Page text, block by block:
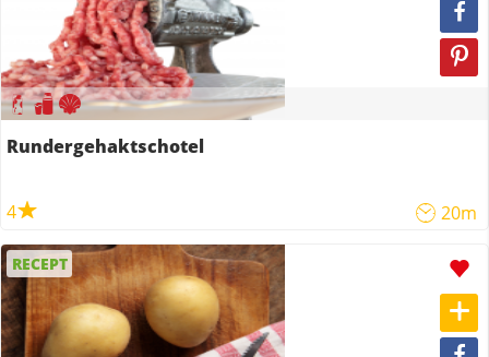
Rundergehaktschotel
4 20m
RECEPT